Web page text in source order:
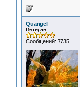
Quangel
Ветеран
Сообщений: 7735